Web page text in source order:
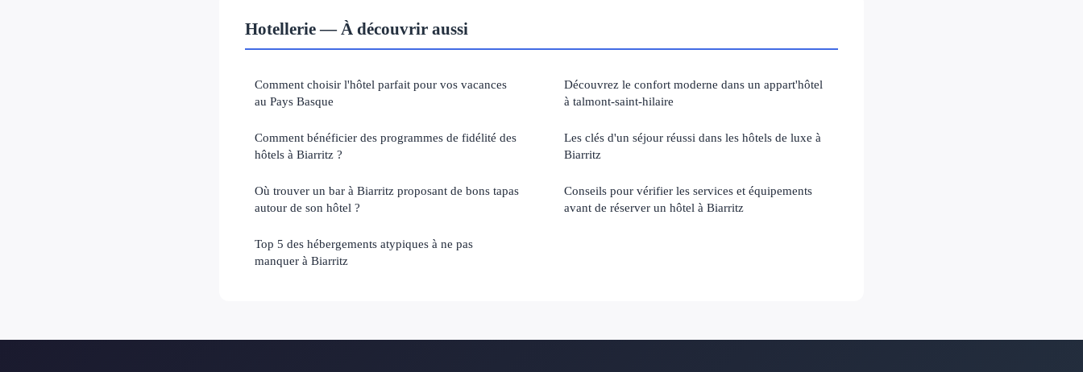
Hotellerie — À découvrir aussi
Comment choisir l'hôtel parfait pour vos vacances
au Pays Basque
Comment bénéficier des programmes de fidélité des
hôtels à Biarritz ?
Où trouver un bar à Biarritz proposant de bons tapas
autour de son hôtel ?
Top 5 des hébergements atypiques à ne pas
manquer à Biarritz
Découvrez le confort moderne dans un appart'hôtel
à talmont-saint-hilaire
Les clés d'un séjour réussi dans les hôtels de luxe à
Biarritz
Conseils pour vérifier les services et équipements
avant de réserver un hôtel à Biarritz